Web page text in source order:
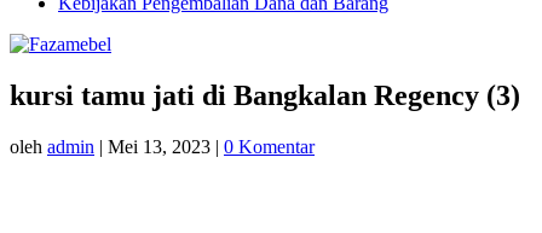
kursi tamu jati di Bangkalan Regency (3)
oleh admin | Mei 13, 2023 | 0 Komentar